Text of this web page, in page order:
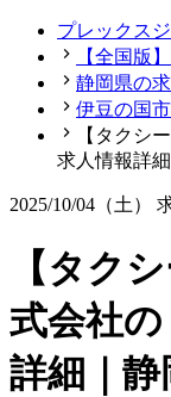
プレックス
【全国版
静岡県の
伊豆の国
【タクシ
求人情報詳細
2025/10/04（土）
【タク
式会社
詳細｜